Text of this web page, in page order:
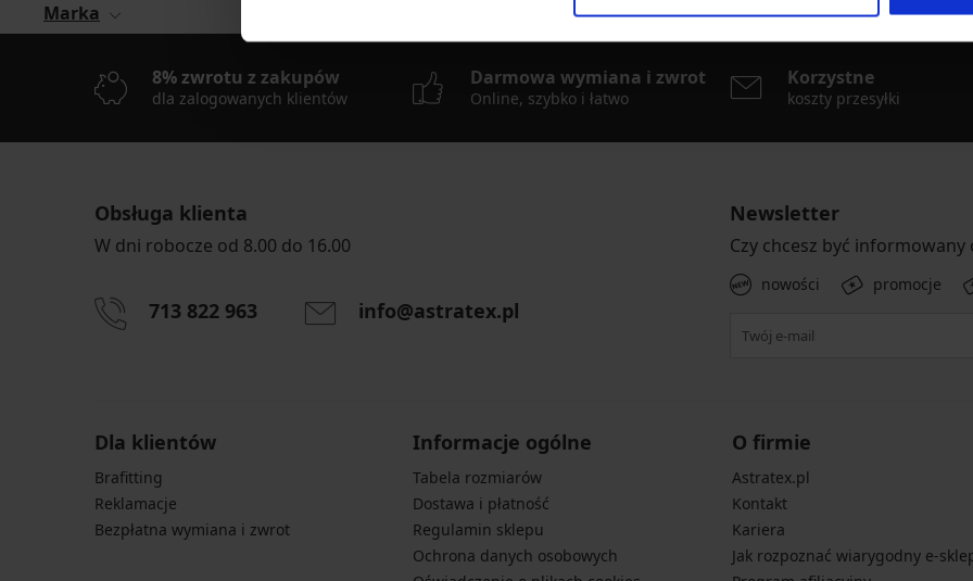
Marka
8% zwrotu z zakupów
dla zalogowanych klientów
Darmowa wymiana i zwrot
Online, szybko i łatwo
Korzystne
koszty przesyłki
Obsługa klienta
W dni robocze od 8.00 do 16.00
713 822 963 info@astratex.pl
Newsletter
Czy chcesz być informowany
nowości promocje
Dla klientów
Brafitting
Reklamacje
Bezpłatna wymiana i zwrot
Informacje ogólne
Tabela rozmiarów
Dostawa i płatność
Regulamin sklepu
Ochrona danych osobowych
O firmie
Astratex.pl
Kontakt
Kariera
Jak rozpoznać wiarygodny e-